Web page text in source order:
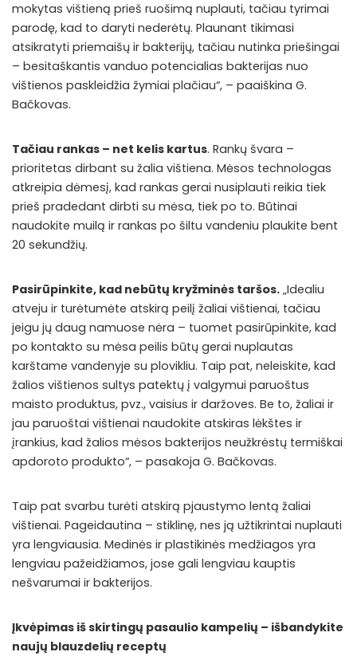
mokytas vištieną prieš ruošimą nuplauti, tačiau tyrimai
parodę, kad to daryti nederėtų. Plaunant tikimasi
atsikratyti priemaišų ir bakterijų, tačiau nutinka priešingai
– besitaškantis vanduo potencialias bakterijas nuo
vištienos paskleidžia žymiai plačiau“, – paaiškina G.
Bačkovas.
Tačiau rankas – net kelis kartus. Rankų švara –
prioritetas dirbant su žalia vištiena. Mėsos technologas
atkreipia dėmesį, kad rankas gerai nusiplauti reikia tiek
prieš pradedant dirbti su mėsa, tiek po to. Būtinai
naudokite muilą ir rankas po šiltu vandeniu plaukite bent
20 sekundžių.
Pasirūpinkite, kad nebūtų kryžminės taršos. „Idealiu
atveju ir turėtumėte atskirą peilį žaliai vištienai, tačiau
jeigu jų daug namuose nėra – tuomet pasirūpinkite, kad
po kontakto su mėsa peilis būtų gerai nuplautas
karštame vandenyje su plovikliu. Taip pat, neleiskite, kad
žalios vištienos sultys patektų į valgymui paruoštus
maisto produktus, pvz., vaisius ir daržoves. Be to, žaliai ir
jau paruoštai vištienai naudokite atskiras lėkštes ir
įrankius, kad žalios mėsos bakterijos neužkrėstų termiškai
apdoroto produkto“, – pasakoja G. Bačkovas.
Taip pat svarbu turėti atskirą pjaustymo lentą žaliai
vištienai. Pageidautina – stiklinę, nes ją užtikrintai nuplauti
yra lengviausia. Medinės ir plastikinės medžiagos yra
lengviau pažeidžiamos, jose gali lengviau kauptis
nešvarumai ir bakterijos.
Įkvėpimas iš skirtingų pasaulio kampelių – išbandykite
naujų blauzdelių receptų